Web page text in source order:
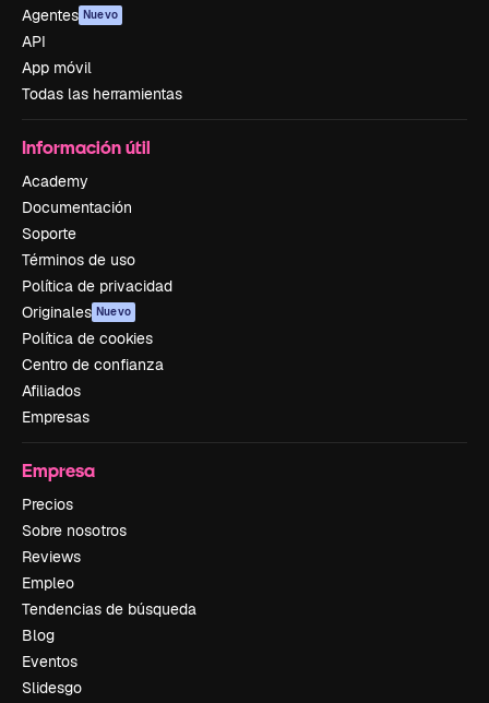
Agentes Nuevo
API
App móvil
Todas las herramientas
Información útil
Academy
Documentación
Soporte
Términos de uso
Política de privacidad
Originales Nuevo
Política de cookies
Centro de confianza
Afiliados
Empresas
Empresa
Precios
Sobre nosotros
Reviews
Empleo
Tendencias de búsqueda
Blog
Eventos
Slidesgo